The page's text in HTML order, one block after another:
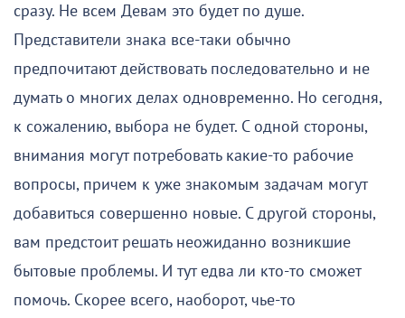
сразу. Не всем Девам это будет по душе.
Представители знака все-таки обычно
предпочитают действовать последовательно и не
думать о многих делах одновременно. Но сегодня,
к сожалению, выбора не будет. С одной стороны,
внимания могут потребовать какие-то рабочие
вопросы, причем к уже знакомым задачам могут
добавиться совершенно новые. С другой стороны,
вам предстоит решать неожиданно возникшие
бытовые проблемы. И тут едва ли кто-то сможет
помочь. Скорее всего, наоборот, чье-то